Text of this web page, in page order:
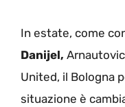
In estate, come
Danijel,
United, il Bologna
situazione è